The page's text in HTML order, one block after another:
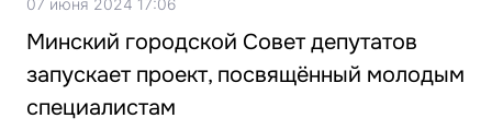
07 июня 2024 17:06
Минский городской Совет депутатов
запускает проект, посвящённый молодым
специалистам